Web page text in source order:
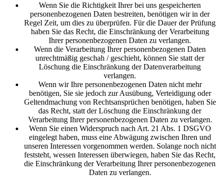
Wenn Sie die Richtigkeit Ihrer bei uns gespeicherten
personenbezogenen Daten bestreiten, benötigen wir in der
Regel Zeit, um dies zu überprüfen. Für die Dauer der Prüfung
haben Sie das Recht, die Einschränkung der Verarbeitung
Ihrer personenbezogenen Daten zu verlangen.
Wenn die Verarbeitung Ihrer personenbezogenen Daten
unrechtmäßig geschah / geschieht, können Sie statt der
Löschung die Einschränkung der Datenverarbeitung
verlangen.
Wenn wir Ihre personenbezogenen Daten nicht mehr
benötigen, Sie sie jedoch zur Ausübung, Verteidigung oder
Geltendmachung von Rechtsansprüchen benötigen, haben Sie
das Recht, statt der Löschung die Einschränkung der
Verarbeitung Ihrer personenbezogenen Daten zu verlangen.
Wenn Sie einen Widerspruch nach Art. 21 Abs. 1 DSGVO
eingelegt haben, muss eine Abwägung zwischen Ihren und
unseren Interessen vorgenommen werden. Solange noch nicht
feststeht, wessen Interessen überwiegen, haben Sie das Recht,
die Einschränkung der Verarbeitung Ihrer personenbezogenen
Daten zu verlangen.